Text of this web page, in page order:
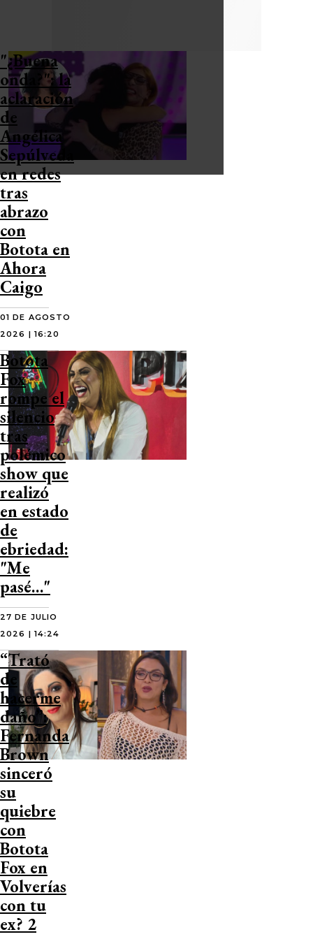
"¿Buena
onda?": la
aclaración
de
Angélica
Sepúlveda
en redes
tras
abrazo
con
Botota en
Ahora
Caigo
01 DE AGOSTO
2026 | 16:20
Botota
Fox
rompe el
silencio
tras
polémico
show que
realizó
en estado
de
ebriedad:
"Me
pasé…"
27 DE JULIO
2026 | 14:24
“Trató
de
hacerme
daño”:
Fernanda
Brown
sinceró
su
quiebre
con
Botota
Fox en
Volverías
con tu
ex? 2